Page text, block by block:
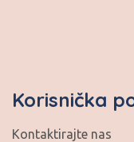
Korisnička
Kontaktirajte nas